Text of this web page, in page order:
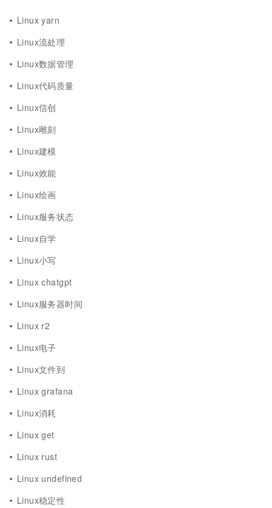
Linux yarn
Linux流处理
Linux数据管理
Linux代码质量
Linux信创
Linux雕刻
Linux建模
Linux效能
Linux绘画
Linux服务状态
Linux自学
Linux小写
Linux chatgpt
Linux服务器时间
Linux r2
Linux电子
Linux文件到
Linux grafana
Linux消耗
Linux get
Linux rust
Linux undefined
Linux稳定性